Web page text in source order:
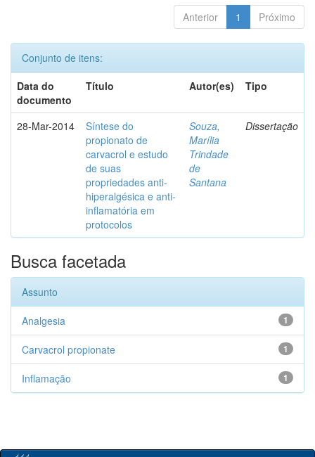
Anterior 1 Próximo
Conjunto de itens:
Data do
documento
Título Autor(es) Tipo
28-Mar-2014
Síntese do
propionato de
carvacrol e estudo
de suas
propriedades anti-
hiperalgésica e anti-
inflamatória em
protocolos
Souza,
Marília
Trindade
de
Santana
Dissertação
Busca facetada
Assunto
1
Analgesia
1
Carvacrol propionate
1
Inflamação